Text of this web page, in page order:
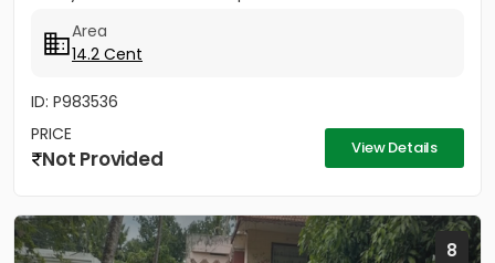
Area
14.2 Cent
ID: P983536
PRICE
Not Provided View Details
8